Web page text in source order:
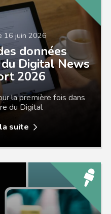
16 juin 2026
données
Digital News
2026
la première fois dans
du Digital
suite